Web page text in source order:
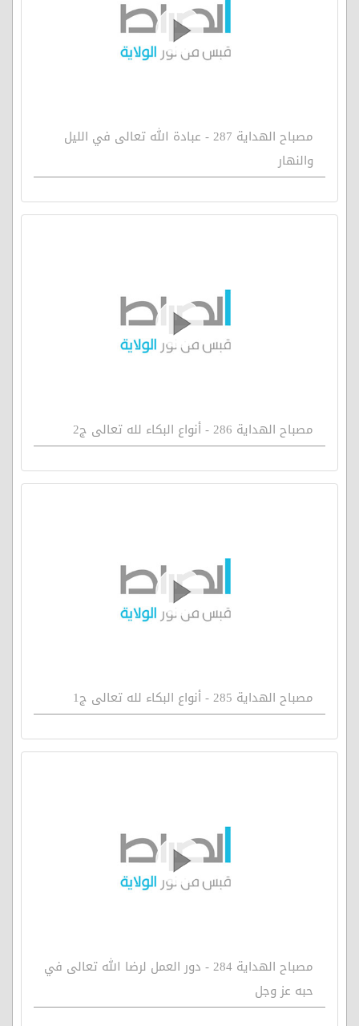
مصباح الهداية 287 - عبادة الله تعالى في الليل
والنهار
مصباح الهداية 286 - أنواع البكاء لله تعالى ج2
مصباح الهداية 285 - أنواع البكاء لله تعالى ج1
مصباح الهداية 284 - دور العمل لرضا الله تعالى في
حبه عز وجل